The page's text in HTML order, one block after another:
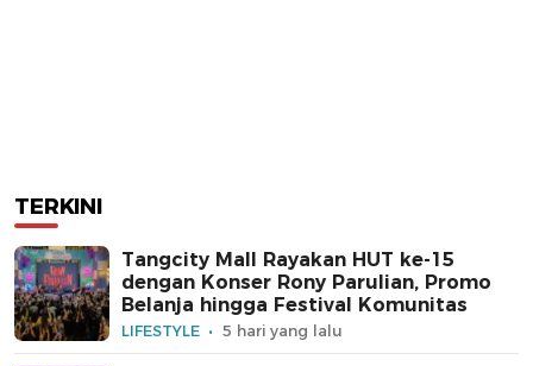
TERKINI
Tangcity Mall Rayakan HUT ke-15
dengan Konser Rony Parulian, Promo
Belanja hingga Festival Komunitas
LIFESTYLE 5 hari yang lalu